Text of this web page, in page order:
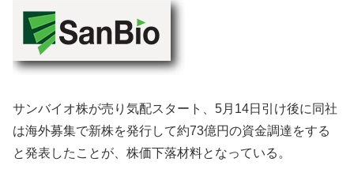
サンバイオ株が売り気配スタート、5月14日引け後に同社
は海外募集で新株を発行して約73億円の資金調達をする
と発表したことが、株価下落材料となっている。